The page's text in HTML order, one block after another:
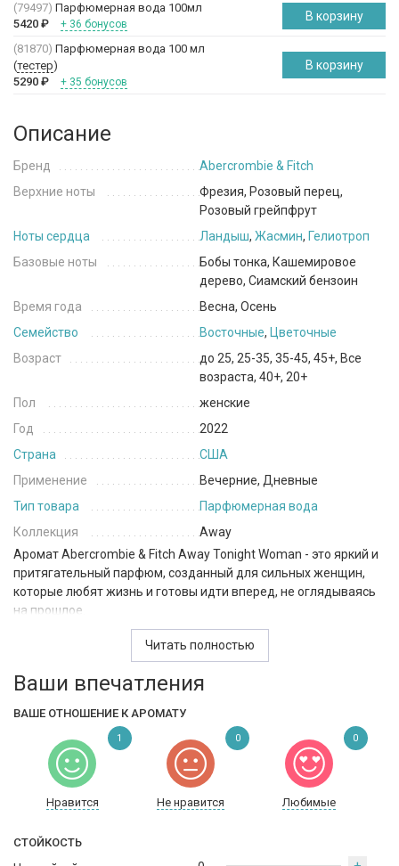
(79497) Парфюмерная вода 100мл
5420 ₽ + 36 бонусов
В корзину
(81870) Парфюмерная вода 100 мл
(тестер)
5290 ₽ + 35 бонусов
В корзину
Описание
Бренд
Abercrombie & Fitch
Верхние ноты
Фрезия, Розовый перец,
Розовый грейпфрут
Ноты сердца
Ландыш, Жасмин, Гелиотроп
Базовые ноты
Бобы тонка, Кашемировое
дерево, Сиамский бензоин
Время года
Весна, Осень
Семейство
Восточные, Цветочные
Возраст
до 25, 25-35, 35-45, 45+, Все
возраста, 40+, 20+
Пол
женские
Год
2022
Страна
США
Применение
Вечерние, Дневные
Тип товара
Парфюмерная вода
Коллекция
Away
Аромат Abercrombie & Fitch Away Tonight Woman - это яркий и
притягательный парфюм, созданный для сильных женщин,
которые любят жизнь и готовы идти вперед, не оглядываясь
на прошлое.
Верхние ноты раскрываются свежим и освежающим
ароматом розового грейпфрута, сочетающегося с пикантным
запахом розового перца и нежным ароматом фрезии.
Сердце этого парфюма состоит из гелиотропа, жасмина и
ландыша, создающих изощренный и нежный цветочный
букет, который подчеркивает женственность и элегантность
обладательницы этого парфюма.
В базовых нотах Аbercrombie & Fitch Away Tonight Woman
бензоин, создающие глубокий и насыщенный восточный
аромат, который добавляет загадочности и таинственности.
Читать полностью
Ваши впечатления
ВАШЕ ОТНОШЕНИЕ К АРОМАТУ
Нравится Не нравится Любимые
1 0 0
СТОЙКОСТЬ